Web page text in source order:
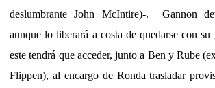
deslumbrante John McIntire)-. Gannon
aunque lo liberará a costa de quedarse con
este tendrá que acceder, junto a Ben y Rube
Flippen), al encargo de Ronda trasladar